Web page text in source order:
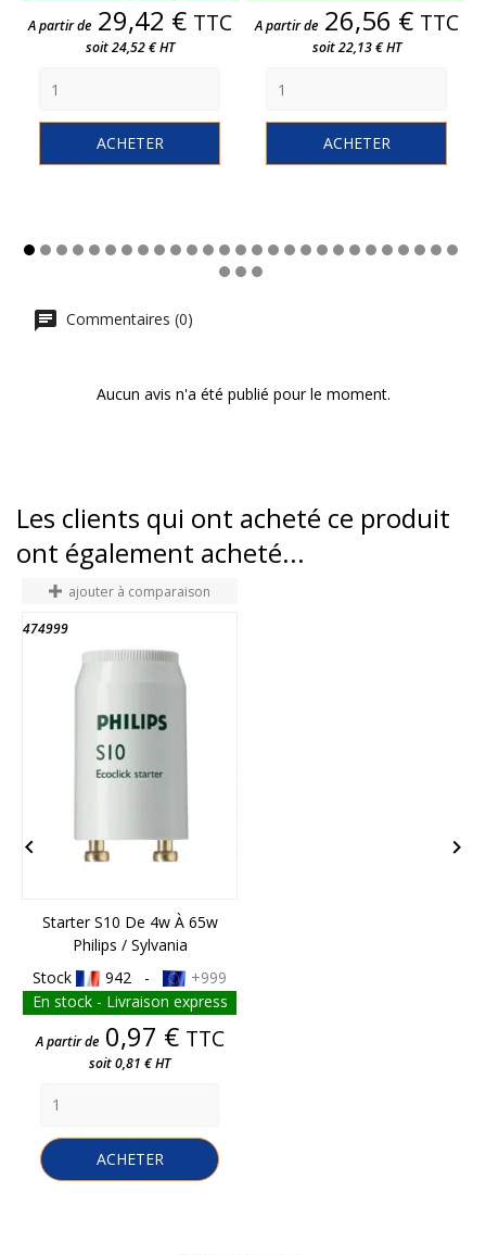
Prix
A partir de 29,42 € TTC
soit 24,52 € HT
ACHETER
Prix
A partir de 26,56 € TTC
soit 22,13 € HT
ACHETER
Commentaires (0)
Aucun avis n'a été publié pour le moment.
Les clients qui ont acheté ce produit
ont également acheté...
ajouter à comparaison
474999
Starter S10 De 4w À 65w
Philips / Sylvania
Stock
942 -
+999
En stock - Livraison express
Prix
A partir de 0,97 € TTC
soit 0,81 € HT
ACHETER
 